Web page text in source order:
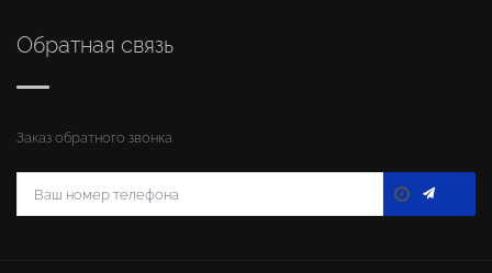
Обратная связь
Заказ обратного звонка